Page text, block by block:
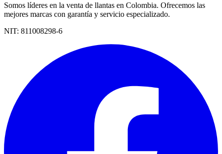
Somos líderes en la venta de llantas en Colombia. Ofrecemos las
mejores marcas con garantía y servicio especializado.
NIT: 811008298-6